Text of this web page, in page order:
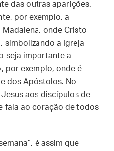
das outras aparições.
por exemplo, a
onde Cristo
simbolizando a Igreja
seja importante a
por exemplo, onde é
dos Apóstolos. No
aos discípulos de
fala ao coração de todos
é assim que